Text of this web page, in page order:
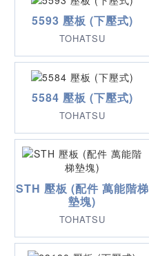
5593 壓板 (下壓式)
TOHATSU
5584 壓板 (下壓式)
TOHATSU
STH 壓板 (配件 萬能階梯
墊塊)
TOHATSU